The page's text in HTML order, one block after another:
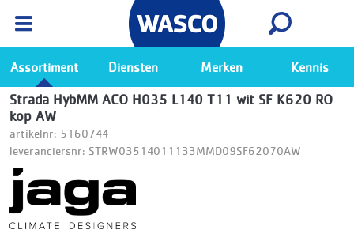
Ga naar de Wasco app
Bekijk
Assortiment Diensten Merken Kennis
Strada HybMM ACO H035 L140 T11 wit SF K620 RO
kop AW
artikelnr: 5160744
leveranciersnr: STRW03514011133MMD09SF62070AW